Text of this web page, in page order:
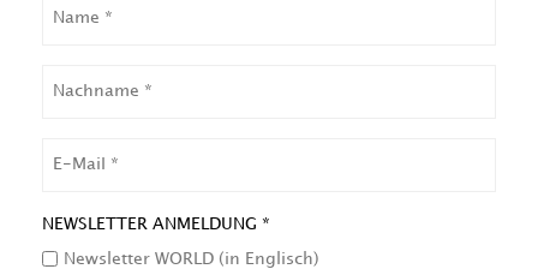
NEWSLETTER ANMELDUNG *
Newsletter WORLD (in Englisch)